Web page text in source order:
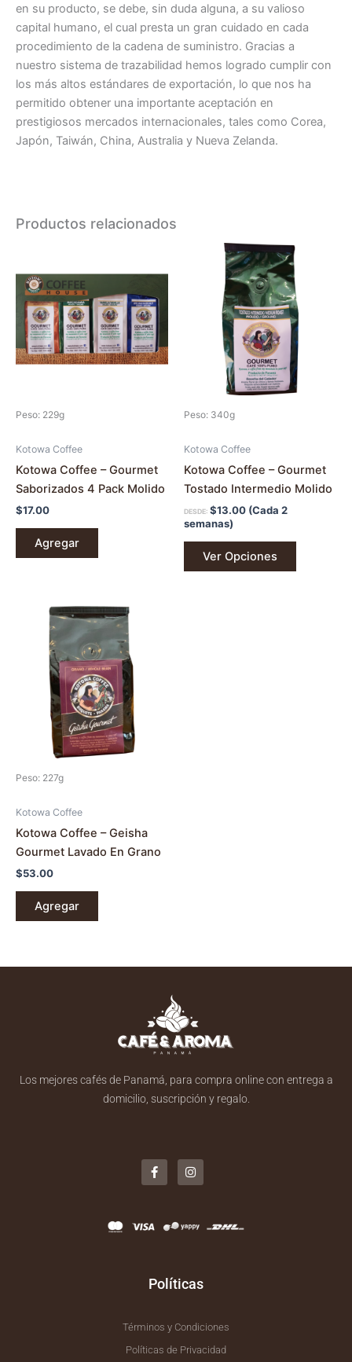
en su producto, se debe, sin duda alguna, a su valioso
capital humano, el cual presta un gran cuidado en cada
procedimiento de la cadena de suministro. Gracias a
nuestro sistema de trazabilidad hemos logrado cumplir con
los más altos estándares de exportación, lo que nos ha
permitido obtener una importante aceptación en
prestigiosos mercados internacionales, tales como Corea,
Japón, Taiwán, China, Australia y Nueva Zelanda.
Productos relacionados
Peso: 229g
Kotowa Coffee
Kotowa Coffee – Gourmet
Saborizados 4 Pack Molido
$17.00
Agregar
Peso: 340g
Kotowa Coffee
Kotowa Coffee – Gourmet
Tostado Intermedio Molido
DESDE: $13.00 (Cada 2
semanas)
Ver Opciones
tiene
múltiples
variantes.
Las
opciones
se
página
de
Peso: 227g
Kotowa Coffee
Kotowa Coffee – Geisha
Gourmet Lavado En Grano
$53.00
Agregar
Los mejores cafés de Panamá, para compra online con entrega a
domicilio, suscripción y regalo.
a
c
e
o
k
n
s
t
a
Políticas
Términos y Condiciones
Políticas de Privacidad